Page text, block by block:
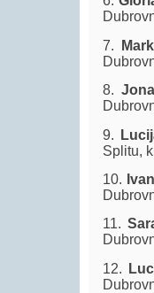
7.
8.
9.
Splitu,
10.
11.
12.